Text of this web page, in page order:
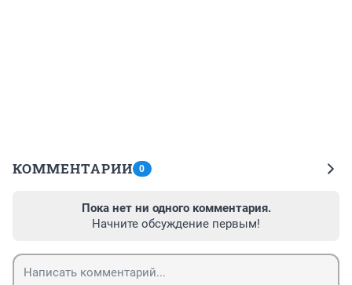
КОММЕНТАРИИ 0
Пока нет ни одного комментария.
Начните обсуждение первым!